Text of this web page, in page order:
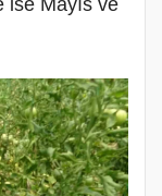
ise Mayıs ve